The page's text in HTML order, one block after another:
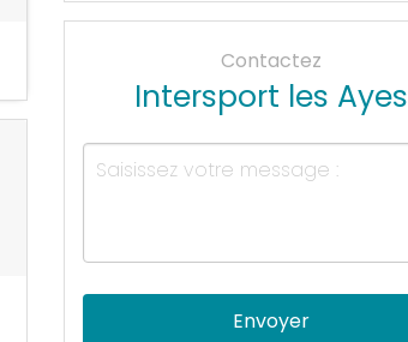
Contactez
Intersport les Ayes
Envoyer